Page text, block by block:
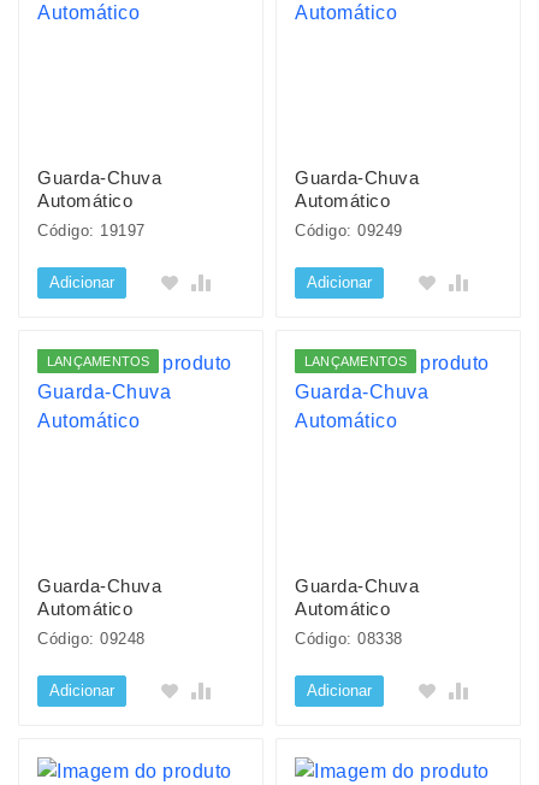
Guarda-Chuva
Automático
Código: 19197
Adicionar
Guarda-Chuva
Automático
Código: 09249
Adicionar
LANÇAMENTOS
Guarda-Chuva
Automático
Código: 09248
Adicionar
LANÇAMENTOS
Guarda-Chuva
Automático
Código: 08338
Adicionar